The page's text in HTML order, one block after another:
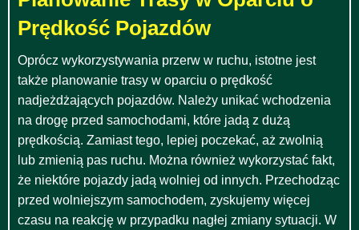
Prędkość Pojazdów
Oprócz wykorzystywania przerw w ruchu, istotne jest
także planowanie trasy w oparciu o prędkość
nadjeżdżających pojazdów. Należy unikać wchodzenia
na drogę przed samochodami, które jadą z dużą
prędkością. Zamiast tego, lepiej poczekać, aż zwolnią
lub zmienią pas ruchu. Można również wykorzystać fakt,
że niektóre pojazdy jadą wolniej od innych. Przechodząc
przed wolniejszym samochodem, zyskujemy więcej
czasu na reakcję w przypadku nagłej zmiany sytuacji. W